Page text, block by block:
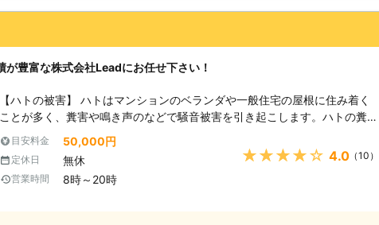
を脅かす行為の禁止。(箒で追い払う等) ・卵や巣を採取、移動させる行為の
うとするのは危険です。 どうしても鳩を何とかしたいという際は、専門の
業者にお任せください。 鳩110番は、日本全国に数多くの加盟店が提携して
いますので、安心してお任せ出来ます。 もちろん、24時間365日対応です
ので、鳩被害でお困りのことがありましたらいつでもご相談を！ 無料現地
調査後にプロが即日解決いたします。
豊富な株式会社Leadにお任せ下さい！
【ハトの被害】 ハトはマンションのベランダや一般住宅の屋根に住み着く
ことが多く、糞害や鳴き声のなどで騒音被害を引き起こします。ハトの糞尿
は悪臭を放ち、衛生的にも良くないだけではなく、脳炎ウィルスやサルモネ
ラ菌などの病原菌を媒介する可能性があります。糞が乾燥して空気中に舞い
上がり、それを吸った人が喘息などのアレルギー症状を発生させる恐れもあ
ります。もしハトが家に住み着いてしまったら、ハト駆除を株式会社Lead
目安料金 50,000円
定休日 無休
営業時間 8時～20時
★★★★★ 4.0（10）